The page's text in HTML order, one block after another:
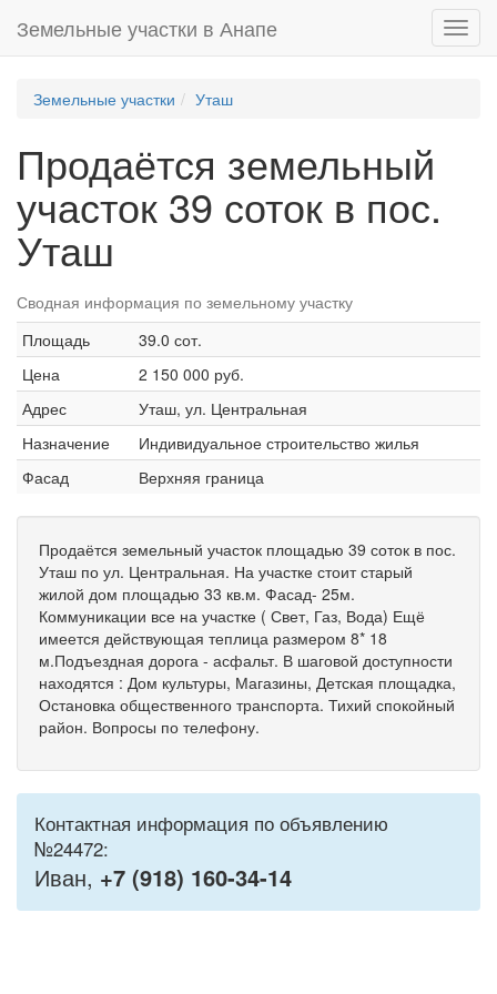
Земельные участки в Анапе
Земельные участки Уташ
Продаётся земельный
участок 39 соток в пос.
Уташ
Сводная информация по земельному участку
Площадь
39.0 сот.
Цена
2 150 000 руб.
Адрес
Уташ, ул. Центральная
Назначение
Индивидуальное строительство жилья
Фасад
Верхняя граница
Продаётся земельный участок площадью 39 соток в пос.
Уташ по ул. Центральная. На участке стоит старый
жилой дом площадью 33 кв.м. Фасад- 25м.
Коммуникации все на участке ( Свет, Газ, Вода) Ещё
имеется действующая теплица размером 8* 18
м.Подъездная дорога - асфальт. В шаговой доступности
находятся : Дом культуры, Магазины, Детская площадка,
Остановка общественного транспорта. Тихий спокойный
район. Вопросы по телефону.
Контактная информация по объявлению
№24472:
Иван, +7 (918) 160-34-14